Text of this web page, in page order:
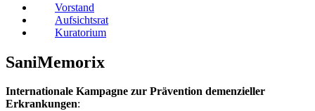
Vorstand
Aufsichtsrat
Kuratorium
SaniMemorix
Internationale Kampagne zur Prävention demenzieller
Erkrankungen: